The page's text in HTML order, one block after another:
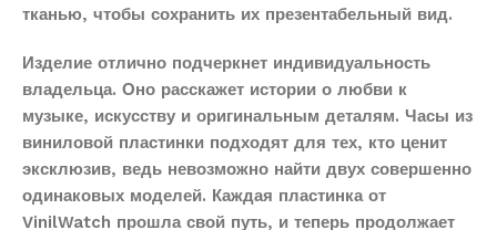
тканью, чтобы сохранить их презентабельный вид.
Изделие отлично подчеркнет индивидуальность
владельца. Оно расскажет истории о любви к
музыке, искусству и оригинальным деталям. Часы из
виниловой пластинки подходят для тех, кто ценит
эксклюзив, ведь невозможно найти двух совершенно
одинаковых моделей. Каждая пластинка от
VinilWatch прошла свой путь, и теперь продолжает